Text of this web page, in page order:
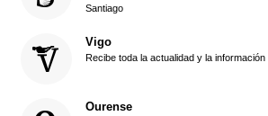
Santiago
Vigo
Recibe toda la actualidad y la
Ourense